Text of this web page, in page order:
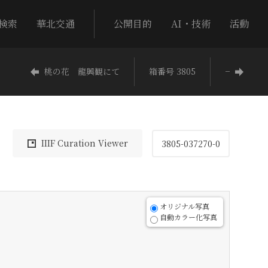
索 華北交通 公開目的 AI・技術 活動
桃の花 龍興観にて 箱番号 3805 −
IIIF Curation Viewer 3805-037270-0
オリジナル写真
自動カラー化写真